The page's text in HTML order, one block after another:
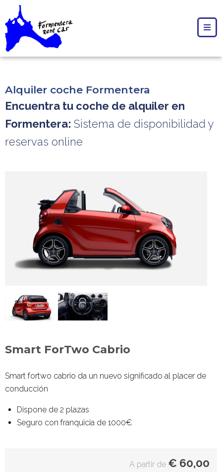
Alquiler coche Formentera
Encuentra tu coche de alquiler en
Formentera: Sistema de disponibilidad y
reservas online
Smart ForTwo Cabrio
Smart fortwo cabrio da un nuevo significado al placer de
conducción
Dispone de 2 plazas
Seguro con franquicia de 1000€
A partir de € 60,00